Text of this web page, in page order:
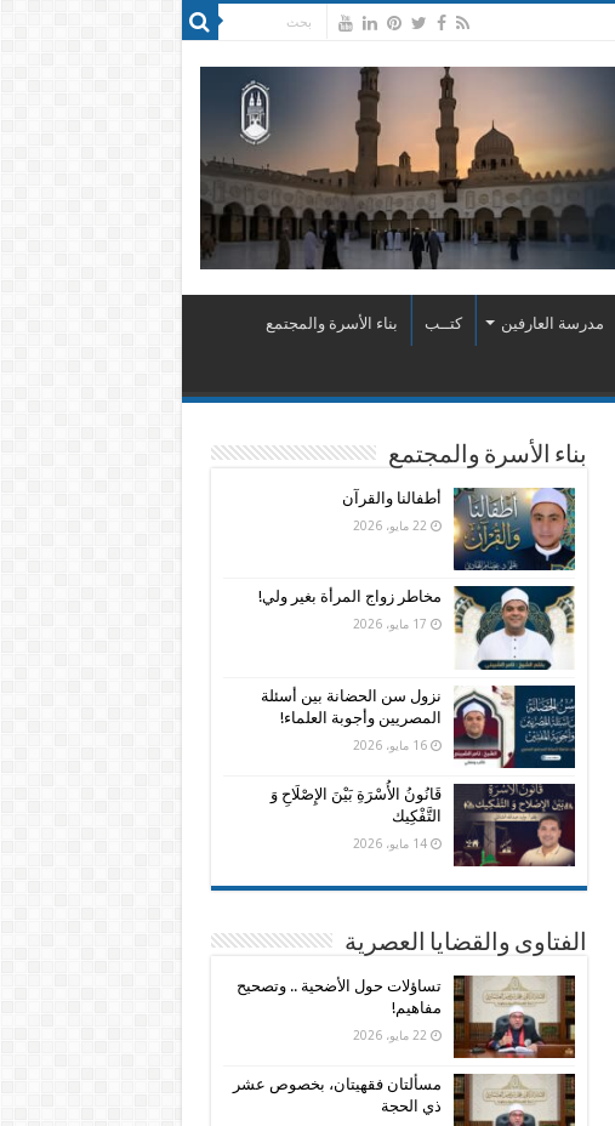
مدرسة العارفين كتــب بناء الأسرة والمجتمع
بناء الأسرة والمجتمع
أطفالنا والقرآن
22 مايو، 2026
مخاطر زواج المرأة بغير ولي!
17 مايو، 2026
نزول سن الحضانة بين أسئلة
المصريين وأجوبة العلماء!
16 مايو، 2026
قَانُونُ الأُسْرَةِ بَيْنَ الإِصْلَاحِ وَ
التَّفْكِيك
14 مايو، 2026
الفتاوى والقضايا العصرية
تساؤلات حول الأضحية .. وتصحيح
مفاهيم!
22 مايو، 2026
مسألتان فقهيتان، بخصوص عشر
ذي الحجة